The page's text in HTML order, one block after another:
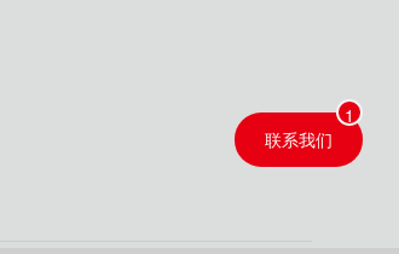
联系我们